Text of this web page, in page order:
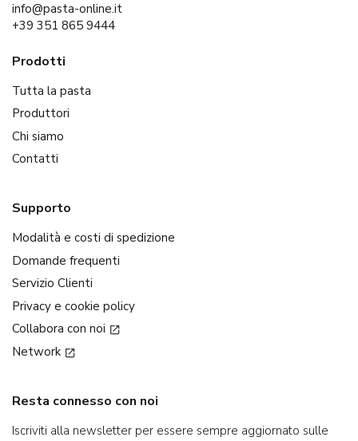
info@pasta-online.it
+39 351 865 9444
Prodotti
Tutta la pasta
Produttori
Chi siamo
Contatti
Supporto
Modalità e costi di spedizione
Domande frequenti
Servizio Clienti
Privacy e cookie policy
Collabora con noi
Network
Resta connesso con noi
Iscriviti alla newsletter per essere sempre aggiornato sulle